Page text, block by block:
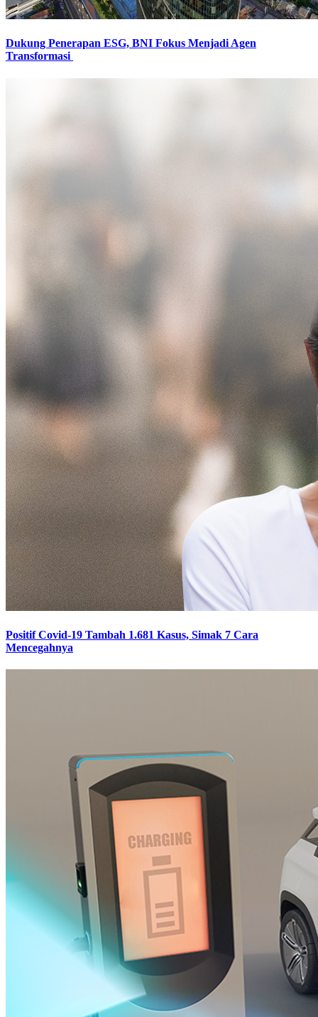
Dukung Penerapan ESG, BNI Fokus Menjadi Agen
Transformasi
Positif Covid-19 Tambah 1.681 Kasus, Simak 7 Cara
Mencegahnya